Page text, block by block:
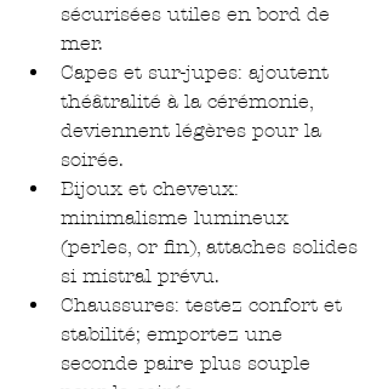
sécurisées utiles en bord de
mer.
Capes et sur-jupes: ajoutent
théâtralité à la cérémonie,
deviennent légères pour la
soirée.
Bijoux et cheveux:
minimalisme lumineux
(perles, or fin), attaches solides
si mistral prévu.
Chaussures: testez confort et
stabilité; emportez une
seconde paire plus souple